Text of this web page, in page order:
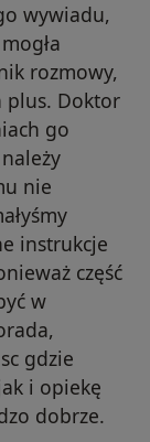
wywiadu,
rozmowy,
plus. Doktor
go
nie
instrukcje
część
w
gdzie
i opiekę
dobrze.